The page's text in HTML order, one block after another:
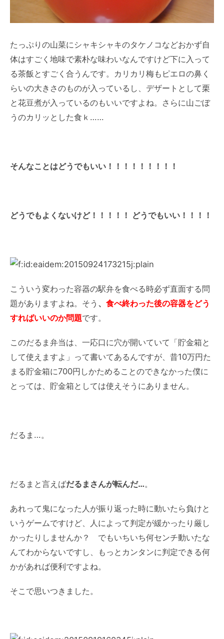
たっぷりの山菜にシャキシャキのタケノコなどおかず自
体はすごく地味で素朴な味わいなんですけど下に入って
る茶飯とすごく合うんです。カリカリ梅もピエロの鼻く
らいの大きさのものが入っているし、デザートとして栗
と花豆煮が入っているのもいいですよね。さらに山ごぼ
うのカリッとした食ｋ……
そんなことはどうでもいい！！！！！！！！！
どうでもよくないけど！！！！！ どうでもいい！！！！
こういう変わった容器の駅弁を食べる時必ず直面する問
題がありますよね。そう 、 食べ終わった後の容器をどう
すればいいのか問題です。
このだるま弁当は、一応口に穴が開いていて「貯金箱と
して使えますよ」って書いてあるんですが、昔10万円た
まる貯金箱に700円しかためることのできなかった僕に
とっては、貯金箱としては使えそうにありません。
だるま…。
だるまと言えばだるまさんが転んだ…。
あれって鬼になった人が振り返った時に動いたら負けと
いうゲームですけど、人によって判定が緩かったり厳し
かったりしませんか？ でもいちいち何センチ動いたな
んてわからないですし、もっとカンタンに判定できる何
かがあれば便利ですよね。
そこで思いつきました。